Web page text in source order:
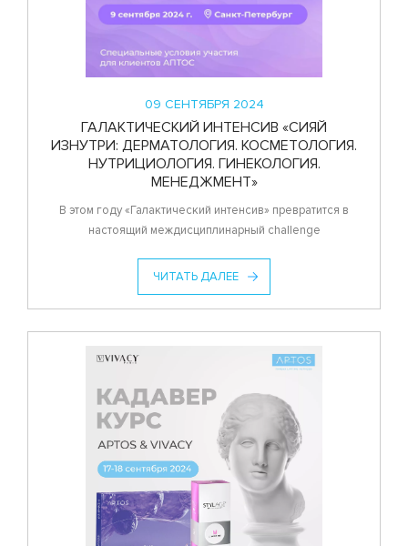
09 СЕНТЯБРЯ 2024
ГАЛАКТИЧЕСКИЙ ИНТЕНСИВ «СИЯЙ
ИЗНУТРИ: ДЕРМАТОЛОГИЯ. КОСМЕТОЛОГИЯ.
НУТРИЦИОЛОГИЯ. ГИНЕКОЛОГИЯ.
МЕНЕДЖМЕНТ»
В этом году «Галактический интенсив» превратится в
настоящий междисциплинарный challenge
ЧИТАТЬ ДАЛЕЕ